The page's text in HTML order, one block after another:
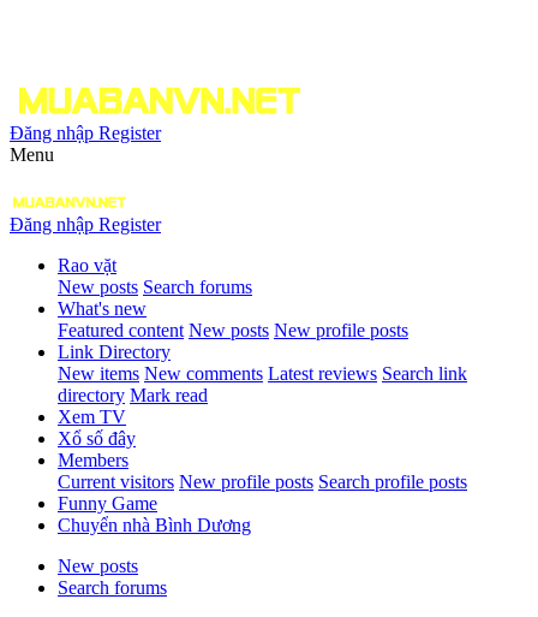
Đăng nhập Register
Menu
Đăng nhập Register
Rao vặt
New posts Search forums
What's new
Featured content New posts New profile posts
Link Directory
New items New comments Latest reviews Search link
directory Mark read
Xem TV
Xổ số đây
Members
Current visitors New profile posts Search profile posts
Funny Game
Chuyển nhà Bình Dương
New posts
Search forums